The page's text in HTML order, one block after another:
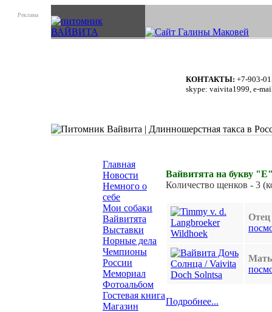
Реклама
КОНТАКТЫ: +7-903-
skype: vaivita1999, e-
Главная
Новости
Немного о
себе
Мои собаки
Вайвитята
Выставки
Норные дела
Чемпионы
России
Мемориал
Фотоальбом
Гостевая книга
Магазин
Вайвитята на букву
Количество щенков - 3
Отец
Подробнее...